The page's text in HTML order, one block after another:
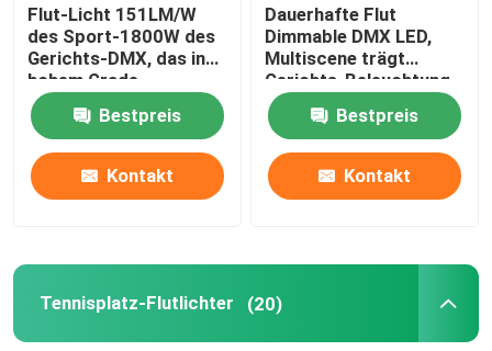
Flut-Licht 151LM/W
des Sport-1800W des
Gerichts-DMX, das in
hohem Grade
leistungsfähiges
verdunkeltBestpreis
Kontakt
Dauerhafte Flut
Dimmable DMX LED,
Multiscene trägt
Gerichts-Beleuchtung
zur Schau
Bestpreis
Kontakt
Tennisplatz-Flutlichter (20)